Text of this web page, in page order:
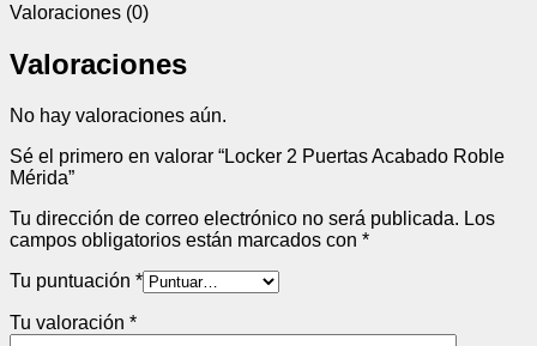
Valoraciones (0)
Valoraciones
No hay valoraciones aún.
Sé el primero en valorar “Locker 2 Puertas Acabado Roble
Mérida”
Tu dirección de correo electrónico no será publicada. Los
campos obligatorios están marcados con *
Tu puntuación *
Tu valoración *